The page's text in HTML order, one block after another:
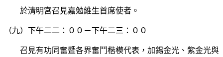
於清明宮召見嘉勉維生首席使者。
（九）下午二二：００－下午二三：００
召見有功同奮暨各界奮鬥楷模代表，加錫金光、紫金光與